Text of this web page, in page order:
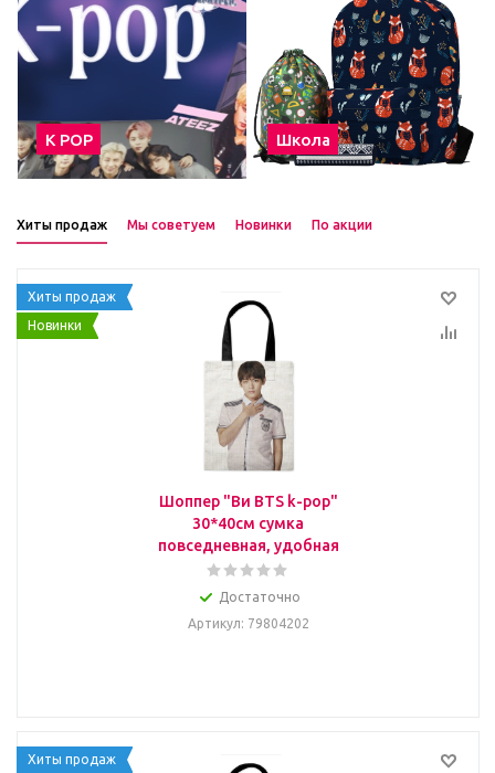
К POP Школа
Хиты продаж Мы советуем Новинки По акции
Хиты продаж
Новинки
Шоппер "Ви BTS k-pop"
30*40см сумка
повседневная, удобная
Достаточно
Артикул: 79804202
Хиты продаж